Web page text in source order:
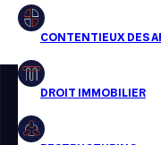
Droit immobilier
Restructuring
Aucun résultats pour cette